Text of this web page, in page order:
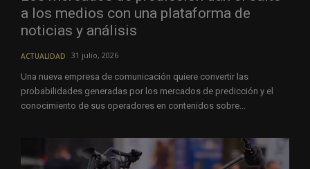
a los medios con una plataforma de
noticias y análisis
ACTUALIDAD 31 julio, 2026
Una nueva empresa de comunicación quiere convertir las
probabilidades generadas por los mercados de predicción y el
conocimiento de sus operadores en contenidos sobre...